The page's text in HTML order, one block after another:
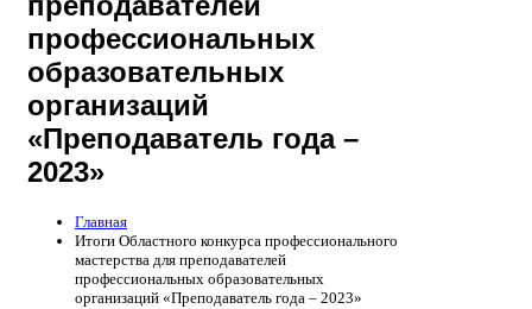
профессиональных
образовательных
организаций
«Преподаватель года –
2023»
Главная
Итоги Областного конкурса профессионального
мастерства для преподавателей
профессиональных образовательных
организаций «Преподаватель года – 2023»